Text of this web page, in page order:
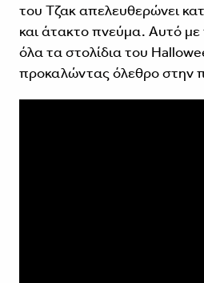
του Τζακ απελευθερώνει
και άτακτο πνεύμα. Αυτό με
όλα τα στολίδια του
προκαλώντας όλεθρο στην